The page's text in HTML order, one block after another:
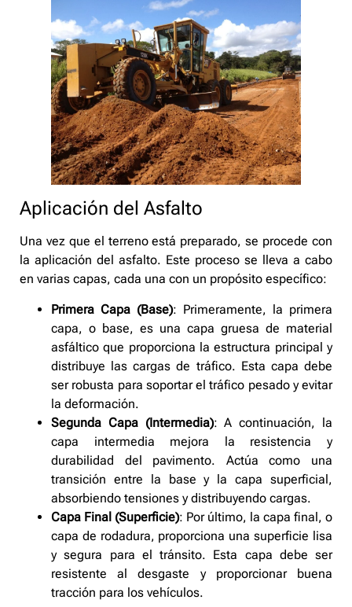
Aplicación del Asfalto
Una vez que el terreno está preparado, se procede con
la aplicación del asfalto. Este proceso se lleva a cabo
en varias capas, cada una con un propósito específico:
Primera Capa (Base): Primeramente, la primera
capa, o base, es una capa gruesa de material
asfáltico que proporciona la estructura principal y
distribuye las cargas de tráfico. Esta capa debe
ser robusta para soportar el tráfico pesado y evitar
la deformación.
Segunda Capa (Intermedia): A continuación, la
capa intermedia mejora la resistencia y
durabilidad del pavimento. Actúa como una
transición entre la base y la capa superficial,
absorbiendo tensiones y distribuyendo cargas.
Capa Final (Superficie): Por último, la capa final, o
capa de rodadura, proporciona una superficie lisa
y segura para el tránsito. Esta capa debe ser
resistente al desgaste y proporcionar buena
tracción para los vehículos.